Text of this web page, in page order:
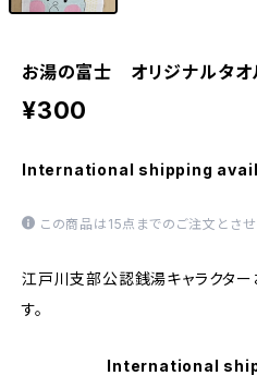
お湯の富士 オリジナルタオ
¥300
International shipping
この商品は15点までのご注文とさせ
江戸川支部公認銭湯キャラクター
す。
International